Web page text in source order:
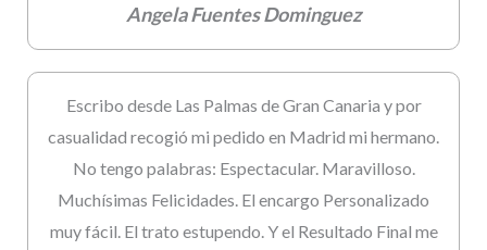
Angela Fuentes Dominguez
Escribo desde Las Palmas de Gran Canaria y por
casualidad recogió mi pedido en Madrid mi hermano.
No tengo palabras: Espectacular. Maravilloso.
Muchísimas Felicidades. El encargo Personalizado
muy fácil. El trato estupendo. Y el Resultado Final me